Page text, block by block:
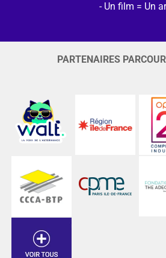
Un film = Un
PARTENAIRES